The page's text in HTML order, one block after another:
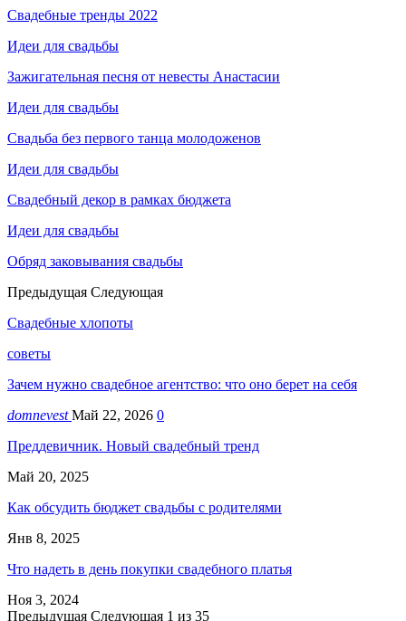
Свадебные тренды 2022
Идеи для свадьбы
Зажигательная песня от невесты Анастасии
Идеи для свадьбы
Свадьба без первого танца молодоженов
Идеи для свадьбы
Свадебный декор в рамках бюджета
Идеи для свадьбы
Обряд заковывания свадьбы
Предыдущая Следующая
Свадебные хлопоты
советы
Зачем нужно свадебное агентство: что оно берет на себя
domnevestМай 22, 2026 0
Преддевичник. Новый свадебный тренд
Май 20, 2025
Как обсудить бюджет свадьбы с родителями
Янв 8, 2025
Что надеть в день покупки свадебного платья
Ноя 3, 2024
Предыдущая Следующая 1 из 35